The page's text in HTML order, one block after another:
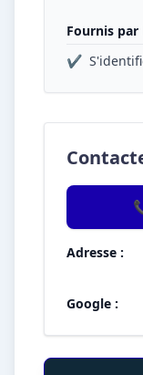
Fournis
✔
Adresse :
Google :